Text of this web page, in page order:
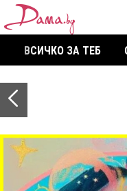
ВСИЧКО ЗА ТЕБ